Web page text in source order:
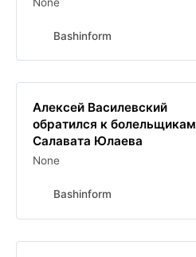
Bashinform
Алексей Василевский
обратился к болельщикам
Салавата Юлаева
None
Bashinform